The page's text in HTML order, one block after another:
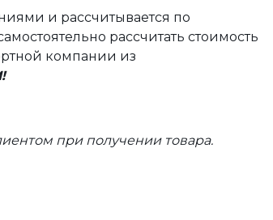
и рассчитывается по
рассчитать стоимость
компании из
при получении товара.